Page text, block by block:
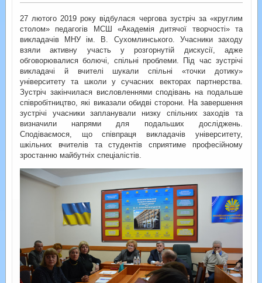
27 лютого 2019 року відбулася чергова зустріч за «круглим
столом» педагогів МСШ «Академія дитячої творчості» та
викладачів МНУ ім. В. Сухомлинського. Учасники заходу
взяли активну участь у розгорнутій дискусії, адже
обговорювалися болючі, спільні проблеми. Під час зустрічі
викладачі й вчителі шукали спільні «точки дотику»
університету та школи у сучасних векторах партнерства.
Зустріч закінчилася висловленнями сподівань на подальше
співробітництво, які виказали обидві сторони. На завершення
зустрічі учасники запланували низку спільних заходів та
визначили напрями для подальших досліджень.
Сподіваємося, що співпраця викладачів університету,
шкільних вчителів та студентів сприятиме професійному
зростанню майбутніх спеціалістів.